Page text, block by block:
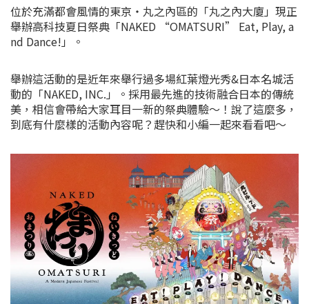
位於充滿都會風情的東京・丸之內區的「丸之內大廈」現正
舉辦高科技夏日祭典「NAKED “OMATSURI” Eat, Play, a
nd Dance!」。
舉辦這活動的是近年來舉行過多場紅葉燈光秀&日本名城活
動的「NAKED, INC.」。採用最先進的技術融合日本的傳統
美，相信會帶給大家耳目一新的祭典體驗～！說了這麼多，
到底有什麼樣的活動內容呢？趕快和小編一起來看看吧～